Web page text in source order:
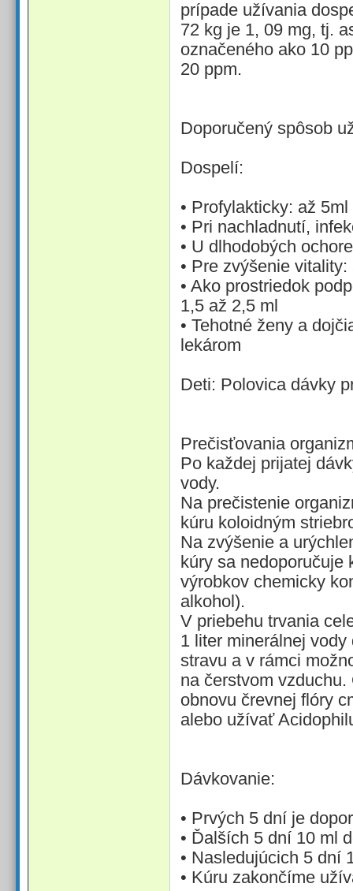
prípade užívania
72 kg je 1, 09 mg, tj.
označeného ako 10
20 ppm.
Doporučený spôsob
Dospelí:
• Profylakticky: až
• Pri nachladnutí,
• U dlhodobých
• Pre zvýšenie
• Ako prostriedok
1,5 až 2,5 ml
• Tehotné ženy a
lekárom
Deti: Polovica dávky
Prečisťovania
Po každej prijatej
vody.
Na prečistenie
kúru koloidným
Na zvýšenie a
kúry sa nedoporučuje
výrobkov chemicky
alkohol).
V priebehu trvania
1 liter minerálnej
stravu a v rámci
na čerstvom
obnovu črevnej flóry
alebo užívať
Dávkovanie:
• Prvých 5 dní je
• Ďalších 5 dní 10 ml
• Nasledujúcich 5 dní
• Kúru zakončíme